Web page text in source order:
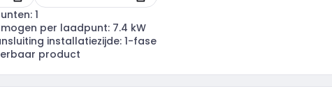
1
per laadpunt: 7.4 kW
installatiezijde:1-fase
product